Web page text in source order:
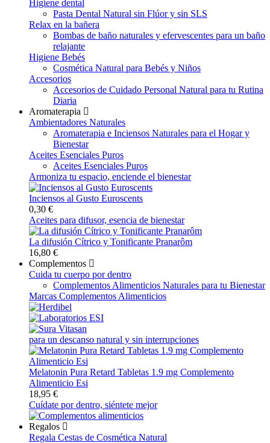
Higiene dental
Pasta Dental Natural sin Flúor y sin SLS
Relax en la bañera
Bombas de baño naturales y efervescentes para un baño
relajante
Higiene Bebés
Cosmética Natural para Bebés y Niños
Accesorios
Accesorios de Cuidado Personal Natural para tu Rutina
Diaria
Aromaterapia
Ambientadores Naturales
Aromaterapia e Inciensos Naturales para el Hogar y
Bienestar
Aceites Esenciales Puros
Aceites Esenciales Puros
Armoniza tu espacio, enciende el bienestar
Inciensos al Gusto Euroscents
0,30 €
Aceites para difusor, esencia de bienestar
La difusión Cítrico y Tonificante Pranarôm
16,80 €
Complementos
Cuida tu cuerpo por dentro
Complementos Alimenticios Naturales para tu Bienestar
Marcas Complementos Alimenticios
para un descanso natural y sin interrupciones
Melatonin Pura Retard Tabletas 1.9 mg Complemento
Alimenticio Esi
18,95 €
Cuídate por dentro, siéntete mejor
Regalos
Regala Cestas de Cosmética Natural